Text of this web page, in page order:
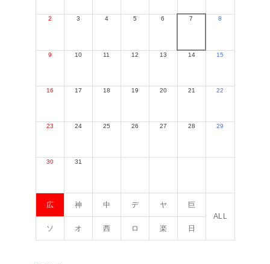
2 3 4 5 6 7 8
9 10 11 12 13 14 15
16 17 18 19 20 21 22
23 24 25 26 27 28 29
30 31
広 神 中 デ ヤ
巨
ALL
ソ
オ 西 ロ 楽 日